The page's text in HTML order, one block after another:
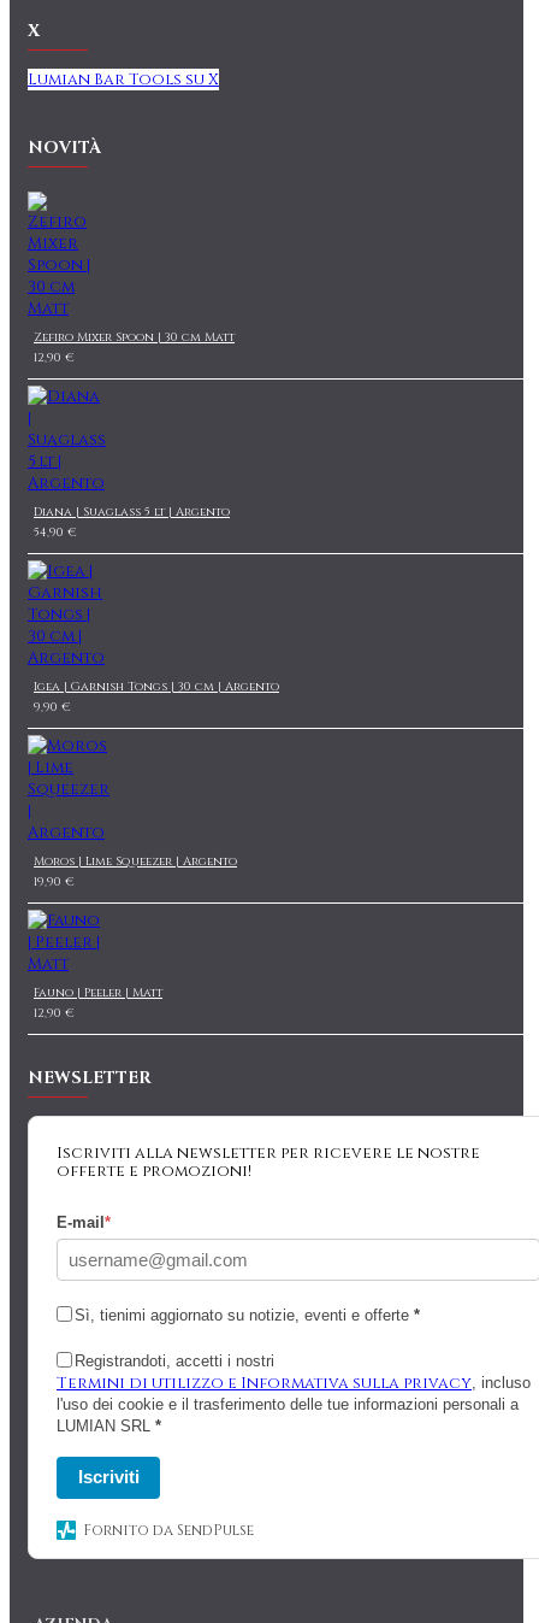
X
Lumian Bar Tools su X
NOVITÀ
Zefiro Mixer Spoon | 30 cm Matt
12,90 €
Diana | Suaglass 5 lt | Argento
54,90 €
Igea | Garnish Tongs | 30 cm | Argento
9,90 €
Moros | Lime Squeezer | Argento
19,90 €
Fauno | Peeler | Matt
12,90 €
NEWSLETTER
Iscriviti alla newsletter per ricevere le nostre
offerte e promozioni!
E-mail *
Sì, tienimi aggiornato su notizie, eventi e offerte *
Registrandoti, accetti i nostri
Termini di utilizzo e Informativa sulla privacy, incluso
l'uso dei cookie e il trasferimento delle tue informazioni personali a
LUMIAN SRL *
Iscriviti
Fornito da SendPulse